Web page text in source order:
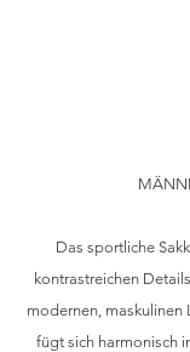
Das sportliche
kontrastreichen
modernen, maskulinen
fügt sich harmonisch